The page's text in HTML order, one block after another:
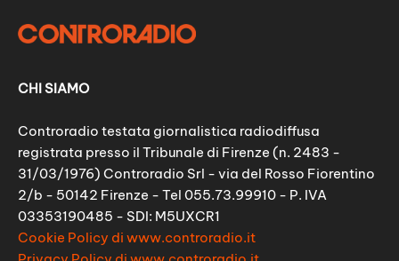
CHI SIAMO
Controradio testata giornalistica radiodiffusa
registrata presso il Tribunale di Firenze (n. 2483 -
31/03/1976) Controradio Srl - via del Rosso Fiorentino
2/b - 50142 Firenze - Tel 055.73.99910 - P. IVA
03353190485 - SDI: M5UXCR1
Cookie Policy di www.controradio.it